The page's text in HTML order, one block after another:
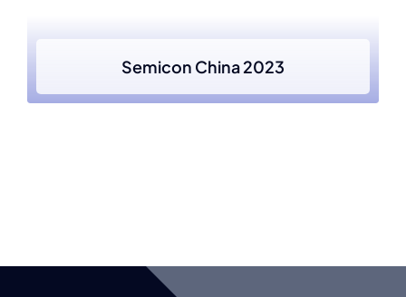
Semicon China 2023